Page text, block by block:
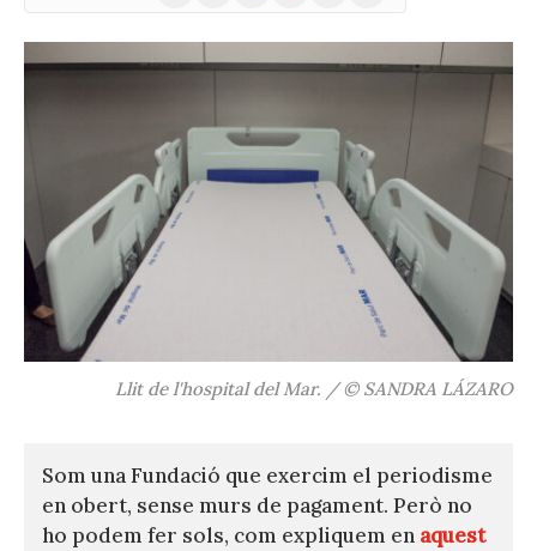
Llit de l'hospital del Mar. / © SANDRA LÁZARO
Som una Fundació que exercim el periodisme
en obert, sense murs de pagament. Però no
ho podem fer sols, com expliquem en aquest